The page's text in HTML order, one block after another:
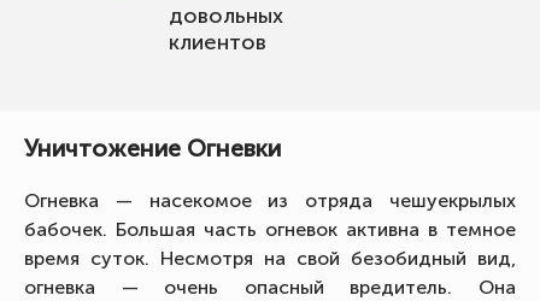
довольных
клиентов
Уничтожение Огневки
Огневка — насекомое из отряда чешуекрылых
бабочек. Большая часть огневок активна в темное
время суток. Несмотря на свой безобидный вид,
огневка — очень опасный вредитель. Она